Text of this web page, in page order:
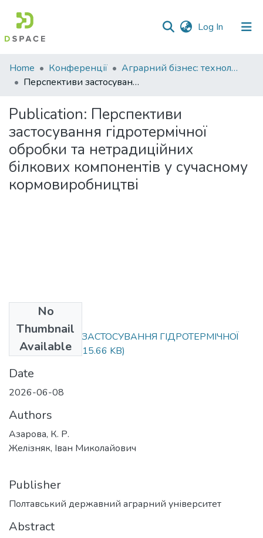
Log In (current)
Communities
&
All of DSpace
Statistics
Home Конференції
Аграрний бізнес: технології вирощування, зберігання, переробки зернових і олійних культур
Перспективи застосування гідротермічної обробки та нетрадиційних білкових компонентів у сучасному кормовиробництві
Publication: Перспективи
застосування гідротермічної
обробки та нетрадиційних
білкових компонентів у сучасному
кормовиробництві
No
Thumbnail
Available
ПЕРСПЕКТИВИ ЗАСТОСУВАННЯ ГІДРОТЕРМІЧНОЇ
ОБРОБКИ.pdf(115.66 KB)
Date
2026-06-08
Authors
Азарова, К. Р.
Желізняк, Іван Миколайович
Publisher
Полтавський державний аграрний університет
Abstract